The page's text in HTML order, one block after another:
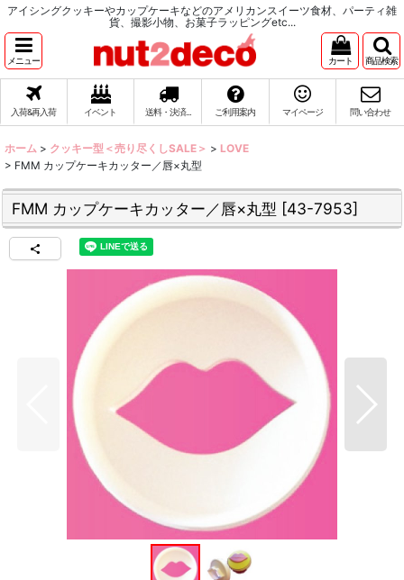
アイシングクッキーやカップケーキなどのアメリカンスイーツ食材、パーティ雑
貨、撮影小物、お菓子ラッピングetc...
メニュー カート 商品検索
入荷&再入荷 イベント 送料・決済... ご利用案内 マイページ 問い合わせ
ホーム > クッキー型＜売り尽くしSALE＞ > LOVE
> FMM カップケーキカッター／唇×丸型
FMM カップケーキカッター／唇×丸型 [43-7953]